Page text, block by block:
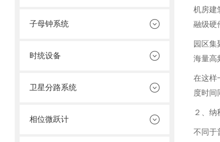
子母钟系统
时统设备
卫星分路系统
相位微跃计
机房建
融级硬
园区集
海量高
在这样
度时间
２、
不同于